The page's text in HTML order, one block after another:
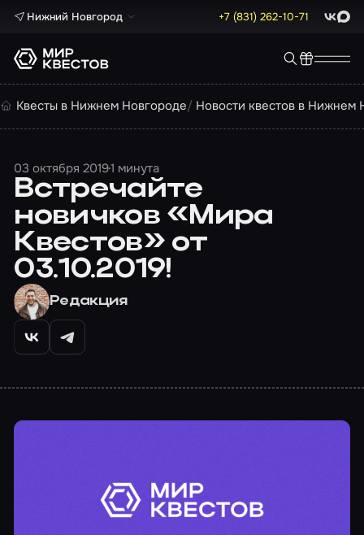
Нижний Новгород +7 (831) 262-10-71 Max
Квесты в Нижнем Новгороде Новости квестов в Нижнем
03 октября 20191 минута
Встречайте
новичков «Мира
Квестов» от
03.10.2019!
Редакция